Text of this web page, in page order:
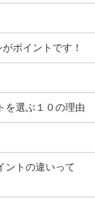
ポイントです！
を選ぶ１０の理由
ントの違いって